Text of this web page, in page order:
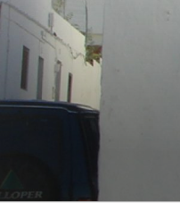
Aller
contenu
principal